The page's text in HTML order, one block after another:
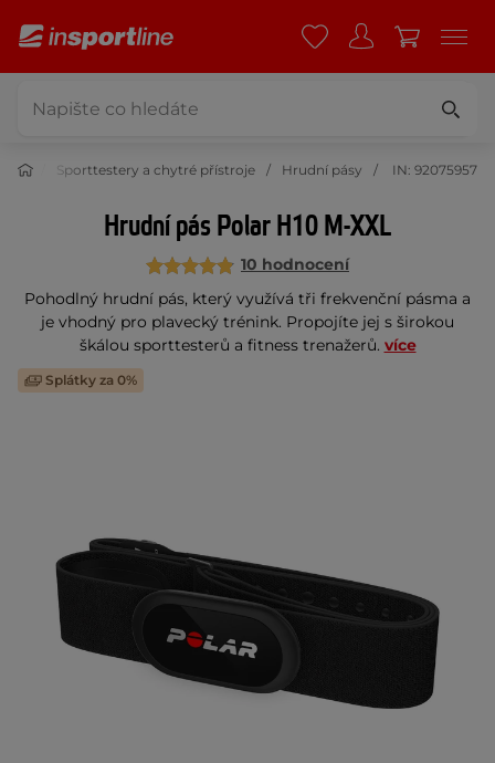
Sporttestery a chytré přístroje Hrudní pásy IN: 92075957
Hrudní pás Polar H10 M-XXL
10 hodnocení
Pohodlný hrudní pás, který využívá tři frekvenční pásma a
je vhodný pro plavecký trénink. Propojíte jej s širokou
škálou sporttesterů a fitness trenažerů. více
Splátky za 0%